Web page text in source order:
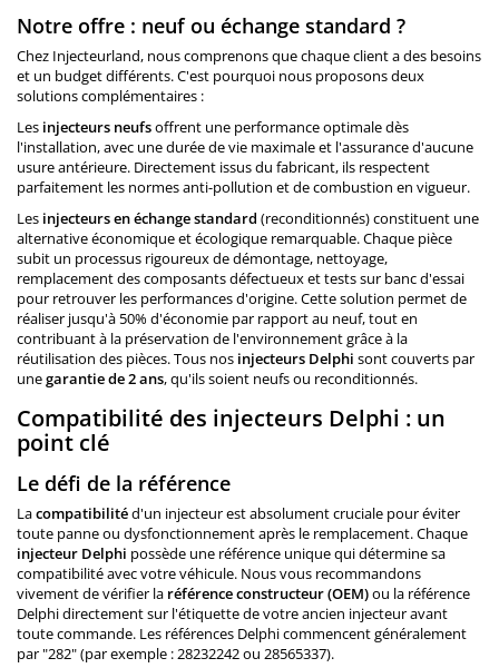
Notre offre : neuf ou échange standard ?
Chez Injecteurland, nous comprenons que chaque client a des besoins
et un budget différents. C'est pourquoi nous proposons deux
solutions complémentaires :
Les injecteurs neufsoffrent une performance optimale dès
l'installation, avec une durée de vie maximale et l'assurance d'aucune
usure antérieure. Directement issus du fabricant, ils respectent
parfaitement les normes anti-pollution et de combustion en vigueur.
Les injecteurs en échange standard (reconditionnés) constituent une
alternative économique et écologique remarquable. Chaque pièce
subit un processus rigoureux de démontage, nettoyage,
remplacement des composants défectueux et tests sur banc d'essai
pour retrouver les performances d'origine. Cette solution permet de
réaliser jusqu'à 50% d'économie par rapport au neuf, tout en
contribuant à la préservation de l'environnement grâce à la
réutilisation des pièces. Tous nos injecteurs Delphi sont couverts par
unegarantie de 2 ans, qu'ils soient neufs ou reconditionnés.
Compatibilité des injecteurs Delphi : un
point clé
Le défi de la référence
Lacompatibilitéd'un injecteur est absolument cruciale pour éviter
toute panne ou dysfonctionnement après le remplacement. Chaque
injecteur Delphi possède une référence unique qui détermine sa
compatibilité avec votre véhicule. Nous vous recommandons
vivement de vérifier la référence constructeur (OEM)ou la référence
Delphi directement sur l'étiquette de votre ancien injecteur avant
toute commande. Les références Delphi commencent généralement
par "282" (par exemple : 28232242 ou 28565337).